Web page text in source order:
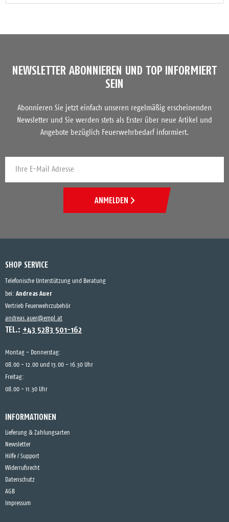
NEWSLETTER ABONNIEREN UND TOP INFORMIERT
SEIN
Abonnieren Sie jetzt einfach unseren regelmäßig erscheinenden
Newsletter und Sie werden stets als Erster über neue Artikel und
Angebote bezüglich Feuerwehrbedarf informiert.
ANMELDEN
SHOP SERVICE
Telefonische Unterstützung und Beratung
bei: Andreas Auer
Vertrieb Feuerwehrzubehör
andreas.auer@empl.at
TEL.: +43 5283 501-162
Montag - Donnerstag:
08.00 - 12.00 und 13.00 - 16.30 Uhr
Freitag:
08.00 - 11.30 Uhr
INFORMATIONEN
Lieferung & Zahlungsarten
Newsletter
Hilfe / Support
Widerrufsrecht
Datenschutz
AGB
Impressum